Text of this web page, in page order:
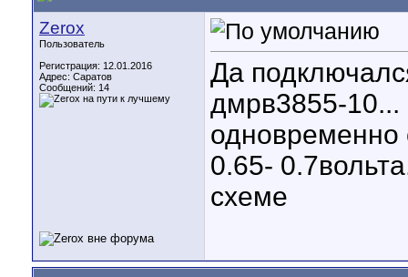
Zerox
Пользователь
Регистрация: 12.01.2016
Адрес: Саратов
Сообщений: 14
Да
дмрв3855-10...
одновременно
0.65-
схеме